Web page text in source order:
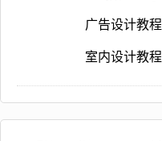
广告设计教程
室内设计教程